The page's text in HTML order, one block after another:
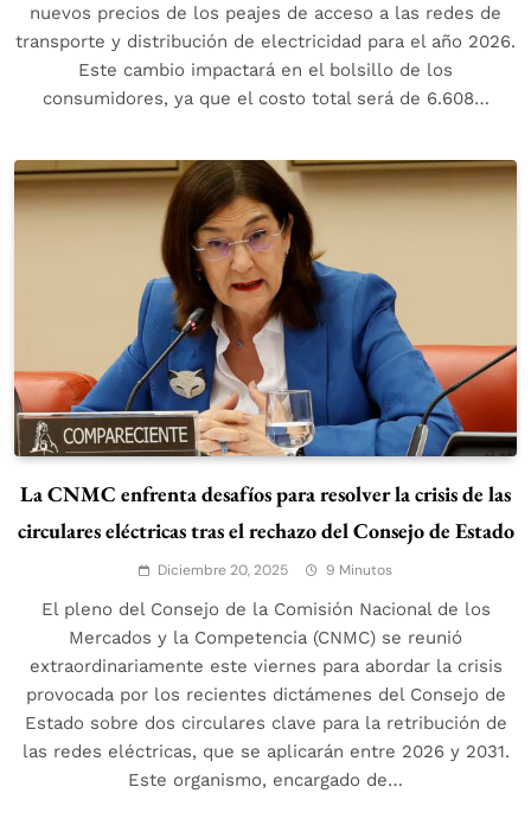
nuevos precios de los peajes de acceso a las redes de
transporte y distribución de electricidad para el año 2026.
Este cambio impactará en el bolsillo de los
consumidores, ya que el costo total será de 6.608…
La CNMC enfrenta desafíos para resolver la crisis de las
circulares eléctricas tras el rechazo del Consejo de Estado
Diciembre 20, 2025 9 Minutos
El pleno del Consejo de la Comisión Nacional de los
Mercados y la Competencia (CNMC) se reunió
extraordinariamente este viernes para abordar la crisis
provocada por los recientes dictámenes del Consejo de
Estado sobre dos circulares clave para la retribución de
las redes eléctricas, que se aplicarán entre 2026 y 2031.
Este organismo, encargado de…